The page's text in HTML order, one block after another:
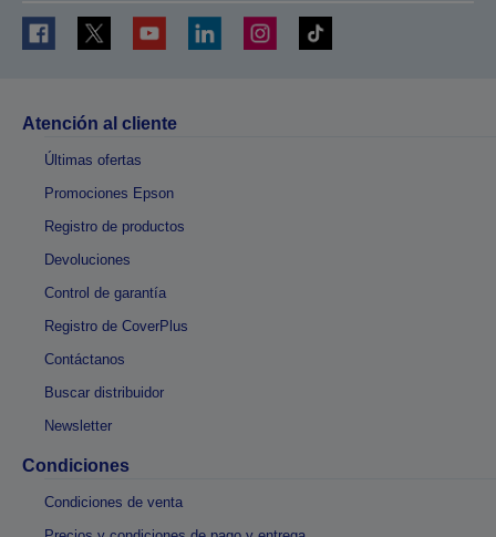
Atención al cliente
Últimas ofertas
Promociones Epson
Registro de productos
Devoluciones
Control de garantía
Registro de CoverPlus
Contáctanos
Buscar distribuidor
Newsletter
Condiciones
Condiciones de venta